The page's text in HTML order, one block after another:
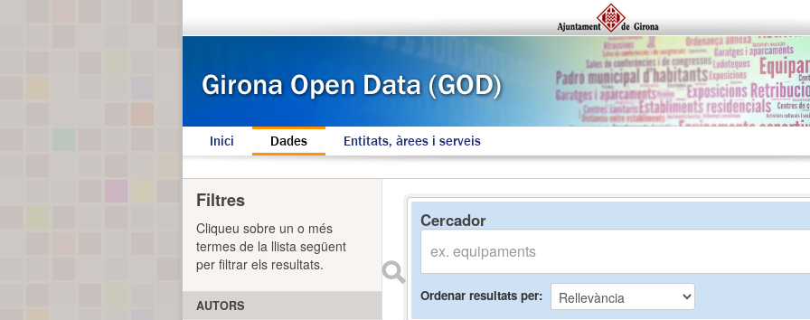
Inici Dades Entitats, àrees i serveis
Cercador
Ordenar resultats per
Filtres
Cliqueu sobre un o més
termes de la llista següent
per filtrar els resultats.
AUTORS